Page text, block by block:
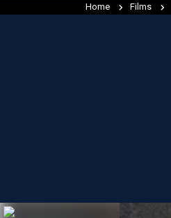
Home Films